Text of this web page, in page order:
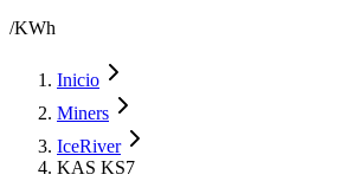
/KWh
Inicio
Miners
IceRiver
KAS KS7